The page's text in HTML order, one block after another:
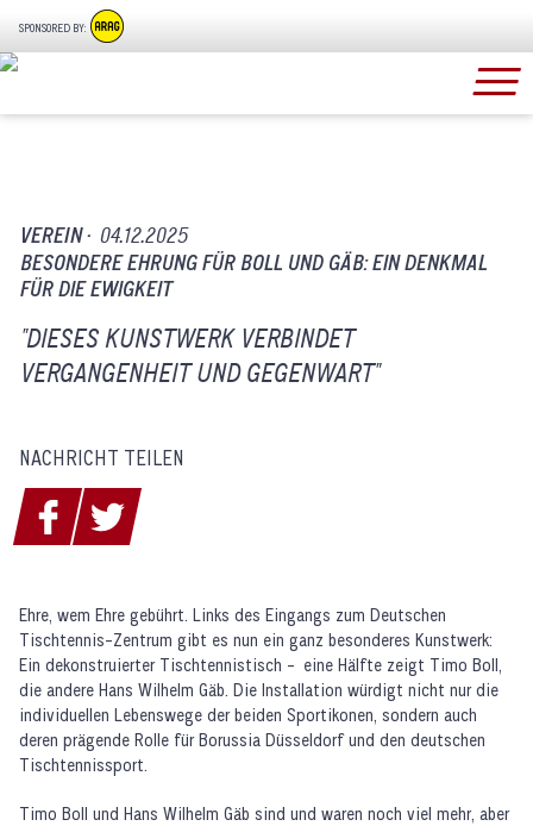
SPONSORED BY:
VEREIN · 04.12.2025
BESONDERE EHRUNG FÜR BOLL UND GÄB: EIN DENKMAL
FÜR DIE EWIGKEIT
"DIESES KUNSTWERK VERBINDET
VERGANGENHEIT UND GEGENWART"
NACHRICHT TEILEN
Ehre, wem Ehre gebührt. Links des Eingangs zum Deutschen
Tischtennis-Zentrum gibt es nun ein ganz besonderes Kunstwerk:
Ein dekonstruierter Tischtennistisch - eine Hälfte zeigt Timo Boll,
die andere Hans Wilhelm Gäb. Die Installation würdigt nicht nur die
individuellen Lebenswege der beiden Sportikonen, sondern auch
deren prägende Rolle für Borussia Düsseldorf und den deutschen
Tischtennissport.
Timo Boll und Hans Wilhelm Gäb sind und waren noch viel mehr, aber